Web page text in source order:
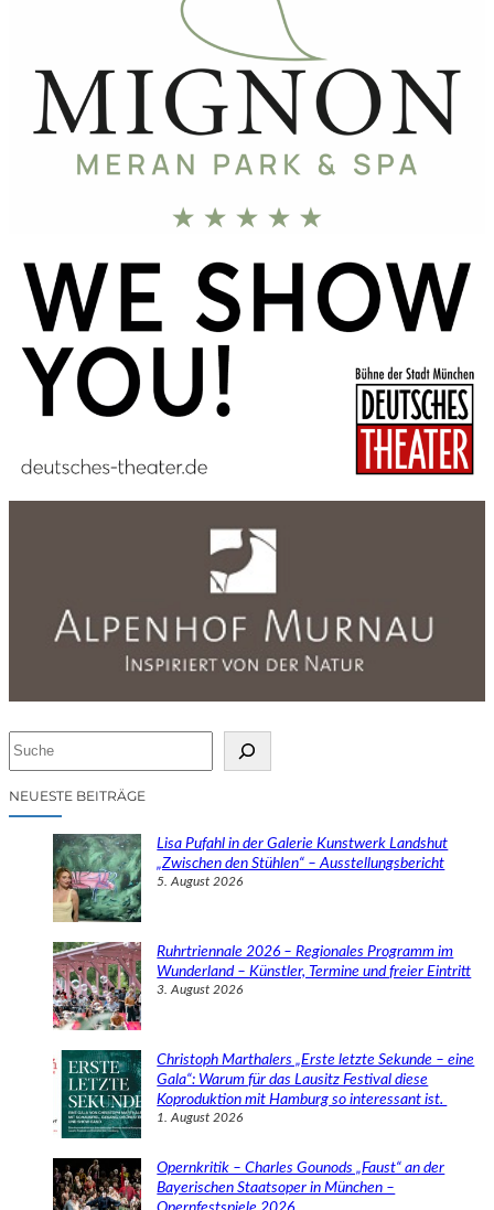
NEUESTE BEITRÄGE
Lisa Pufahl in der Galerie Kunstwerk Landshut
„Zwischen den Stühlen“ – Ausstellungsbericht
5. August 2026
Ruhrtriennale 2026 – Regionales Programm im
Wunderland – Künstler, Termine und freier Eintritt
3. August 2026
Christoph Marthalers „Erste letzte Sekunde – eine
Gala“: Warum für das Lausitz Festival diese
Koproduktion mit Hamburg so interessant ist.
1. August 2026
Opernkritik – Charles Gounods „Faust“ an der
Bayerischen Staatsoper in München –